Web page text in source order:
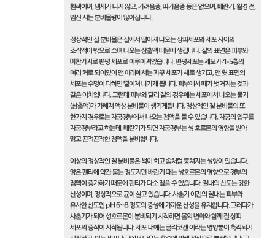
흰색이며, 냄새가 나지 않고, 가려움증, 따가움증 등은 없으며, 배란기, 월경 전,
임신 시는 분비물량이 많아집니다.
정상적인 질 분비물은 질에서 떨어져 나오는 상피세포와 세포 사이의
조직액이 밖으로 스며 나오는 삼출액 때문에 생깁니다. 질의 표면은 피부와
마찬가지로 편평 세포로 이루어져있습니다. 편평세포는 세포가 4-5층의
여러 켜로 되어있어 맨 아래에서는 자꾸 세포가 새로 생기고, 맨 윗 표면의
세포는 수명이 다하면 떨어져 나가게 됩니다. 피부에서 때가 벗겨지는 것과
같은 이치입니다. 그런데 피부와 달리 질의 경우에는 세포에서 나오는 물기
(삼출액)가 가해져 액상 분비물이 생기게됩니다. 정상적인 질 분비물의 또
한가지 경우로는 자궁경부에서 나오는 점액을 들 수 있습니다. 자궁의 입구를
자궁경부라고 하는데, 배란기가 되면 자궁경부는 성 호르몬의 영향을 받아
맑고 끈적끈적한 점액을 분비합니다.
이상의 정상적인 질 분비물은 색이 희고 솜처럼 뭉쳐지는 성향이 있습니다.
양은 팬티에 약간 묻는 정도지만 배란기 때는 성호르몬의 영향으로 경부의
점액이 증가하기 때문에 팬티가 다소 젖을 수 있습니다. 질내의 산도는 강한
산성이며, 정상적으로 균이 살고 있습니다. 사춘기 이전의 질내는 피부와
유사한 산도인 pH 6~8 정도의 중성에 가까운 산성을 유지합니다. 그러다가
사춘기가 되어 성호르몬이 분비되기 시작하면 몸의 변화와 함께 질 상피
세포의 증식이 시작됩니다. 세포 내에는 글리코겐 이라는 영양분이 축적되기